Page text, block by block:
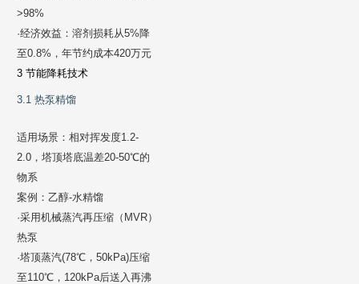
>98%
·经济效益：溶剂损耗从5%降
至0.8%，年节约成本420万元
3 节能降耗技术
3.1 热泵精馏
适用场景：相对挥发度1.2-
2.0，塔顶塔底温差20-50℃的
物系
案例：乙醇-水精馏
·采用机械蒸汽再压缩（MVR）
热泵
·塔顶蒸汽(78℃，50kPa)压缩
至110℃，120kPa后送入再沸